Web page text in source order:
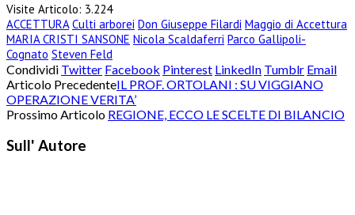
Visite Articolo: 3.224
ACCETTURA Culti arborei Don Giuseppe Filardi Maggio di Accettura
MARIA CRISTI SANSONE Nicola Scaldaferri Parco Gallipoli-
Cognato Steven Feld
Condividi Twitter Facebook Pinterest LinkedIn Tumblr Email
Articolo PrecedenteIL PROF. ORTOLANI : SU VIGGIANO
OPERAZIONE VERITA’
Prossimo Articolo REGIONE, ECCO LE SCELTE DI BILANCIO
Sull' Autore